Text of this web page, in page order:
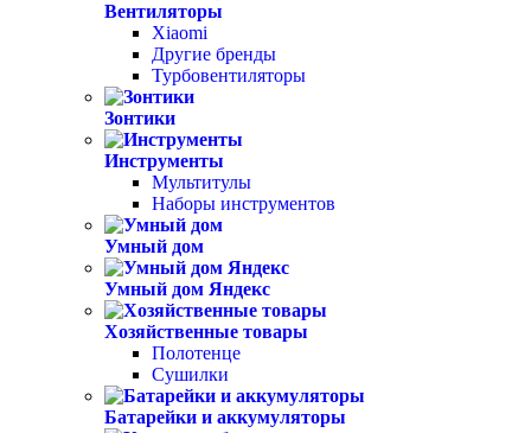
Вентиляторы
Xiaomi
Другие бренды
Турбовентиляторы
Зонтики
Инструменты
Мультитулы
Наборы инструментов
Умный дом
Умный дом Яндекс
Хозяйственные товары
Полотенце
Сушилки
Батарейки и аккумуляторы